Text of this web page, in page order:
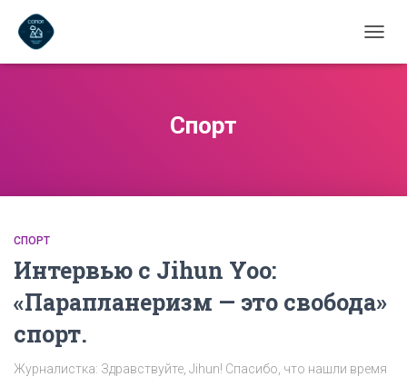
Спорт
СПОРТ
Интервью с Jihun Yoo:
«Парапланеризм — это свобода»
спорт.
Журналистка: Здравствуйте, Jihun! Спасибо, что нашли время